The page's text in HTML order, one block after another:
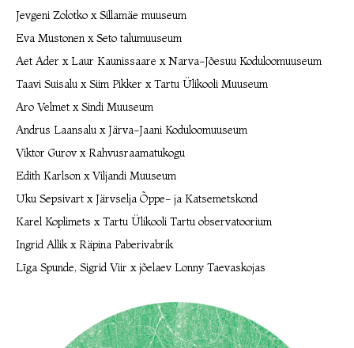
Jevgeni Zolotko x Sillamäe muuseum
Eva Mustonen x Seto talumuuseum
Aet Ader x Laur Kaunissaare x Narva-Jõesuu Koduloomuuseum
Taavi Suisalu x Siim Pikker x Tartu Ülikooli Muuseum
Aro Velmet x Sindi Muuseum
Andrus Laansalu x Järva-Jaani Koduloomuuseum
Viktor Gurov x Rahvusraamatukogu
Edith Karlson x Viljandi Muuseum
Uku Sepsivart x Järvselja Õppe- ja Katsemetskond
Karel Koplimets x Tartu Ülikooli Tartu observatoorium
Ingrid Allik x Räpina Paberivabrik
Līga Spunde, Sigrid Viir x jõelaev Lonny Taevaskojas